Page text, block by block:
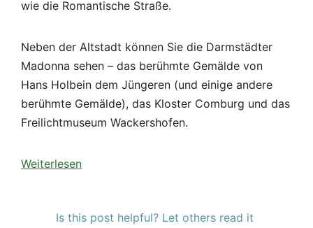
wie die Romantische Straße.
Neben der Altstadt können Sie die Darmstädter
Madonna sehen – das berühmte Gemälde von
Hans Holbein dem Jüngeren (und einige andere
berühmte Gemälde), das Kloster Comburg und das
Freilichtmuseum Wackershofen.
Weiterlesen
Is this post helpful? Let others read it